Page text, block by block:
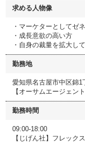
求める人物像
・マーケターとしてゼ
・成長意欲の高い方
・自身の裁量を拡大し
勤務地
愛知県名古屋市中区錦
【オーサムエージェン
勤務時間
09:00-18:00
【じげん社】フレック